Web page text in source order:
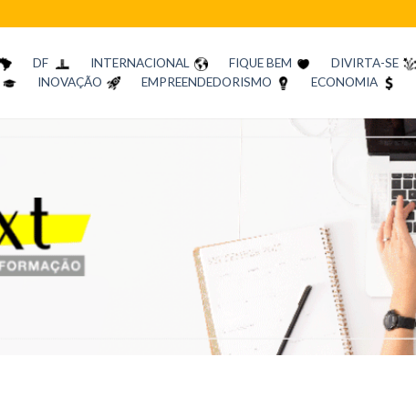
DF INTERNACIONAL FIQUE BEM DIVIRTA-SE
INOVAÇÃO EMPREENDEDORISMO ECONOMIA